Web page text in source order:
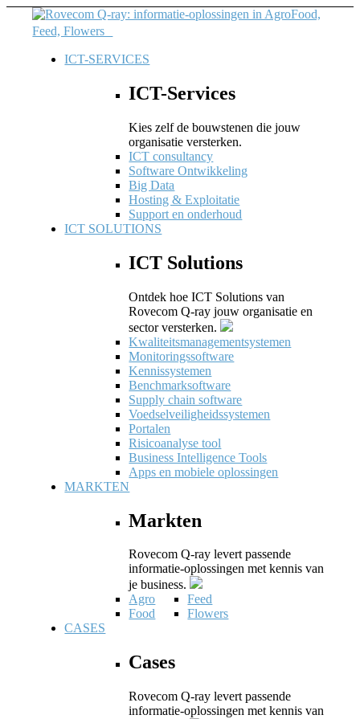
ICT-SERVICES
ICT-Services
Kies zelf de bouwstenen die jouw
organisatie versterken.
ICT consultancy
Software Ontwikkeling
Big Data
Hosting & Exploitatie
Support en onderhoud
ICT SOLUTIONS
ICT Solutions
Ontdek hoe ICT Solutions van
Rovecom Q-ray jouw organisatie en
sector versterken.
Kwaliteitsmanagementsystemen
Monitoringssoftware
Kennissystemen
Benchmarksoftware
Supply chain software
Voedselveiligheidssystemen
Portalen
Risicoanalyse tool
Business Intelligence Tools
Apps en mobiele oplossingen
MARKTEN
Markten
Rovecom Q-ray levert passende
informatie-oplossingen met kennis van
je business.
Agro
Food
Feed
Flowers
CASES
Cases
Rovecom Q-ray levert passende
informatie-oplossingen met kennis van